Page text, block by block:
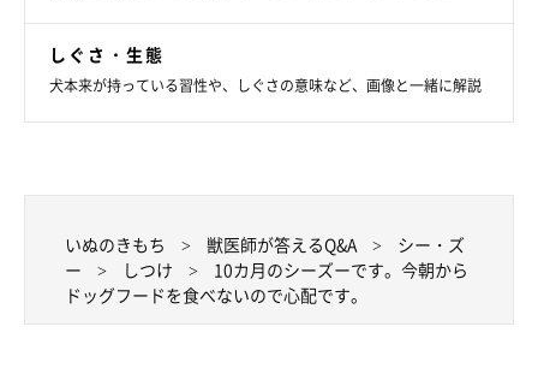
しぐさ・生態
犬本来が持っている習性や、しぐさの意味など、画像と一緒に解説
いぬのきもち 獣医師が答えるQ&A
シー・ズ
ー
しつけ
10カ月のシーズーです。今朝から
ドッグフードを食べないので心配です。